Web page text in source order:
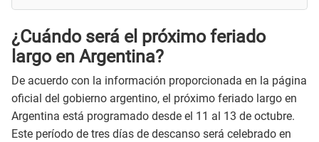
¿Cuándo será el próximo feriado
largo en Argentina?
De acuerdo con la información proporcionada en la página
oficial del gobierno argentino, el próximo feriado largo en
Argentina está programado desde el 11 al 13 de octubre.
Este período de tres días de descanso será celebrado en